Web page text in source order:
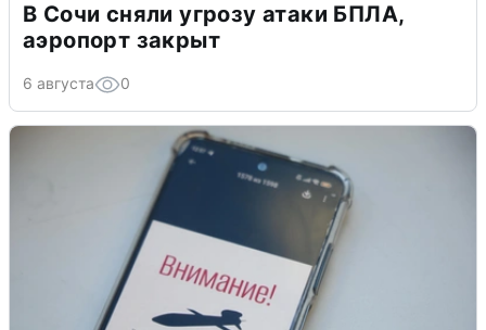
В Сочи сняли угрозу атаки БПЛА,
аэропорт закрыт
6 августа 0